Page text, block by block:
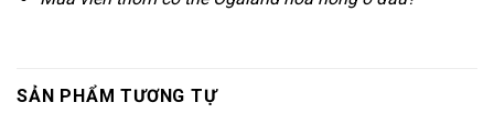
SẢN PHẨM TƯƠNG TỰ